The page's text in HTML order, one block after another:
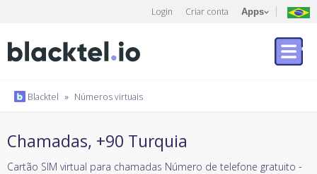
Login Criar conta Apps
Blacktel » Números virtuais
Chamadas, +90 Turquia
Cartão SIM virtual para chamadas Número de telefone gratuito -